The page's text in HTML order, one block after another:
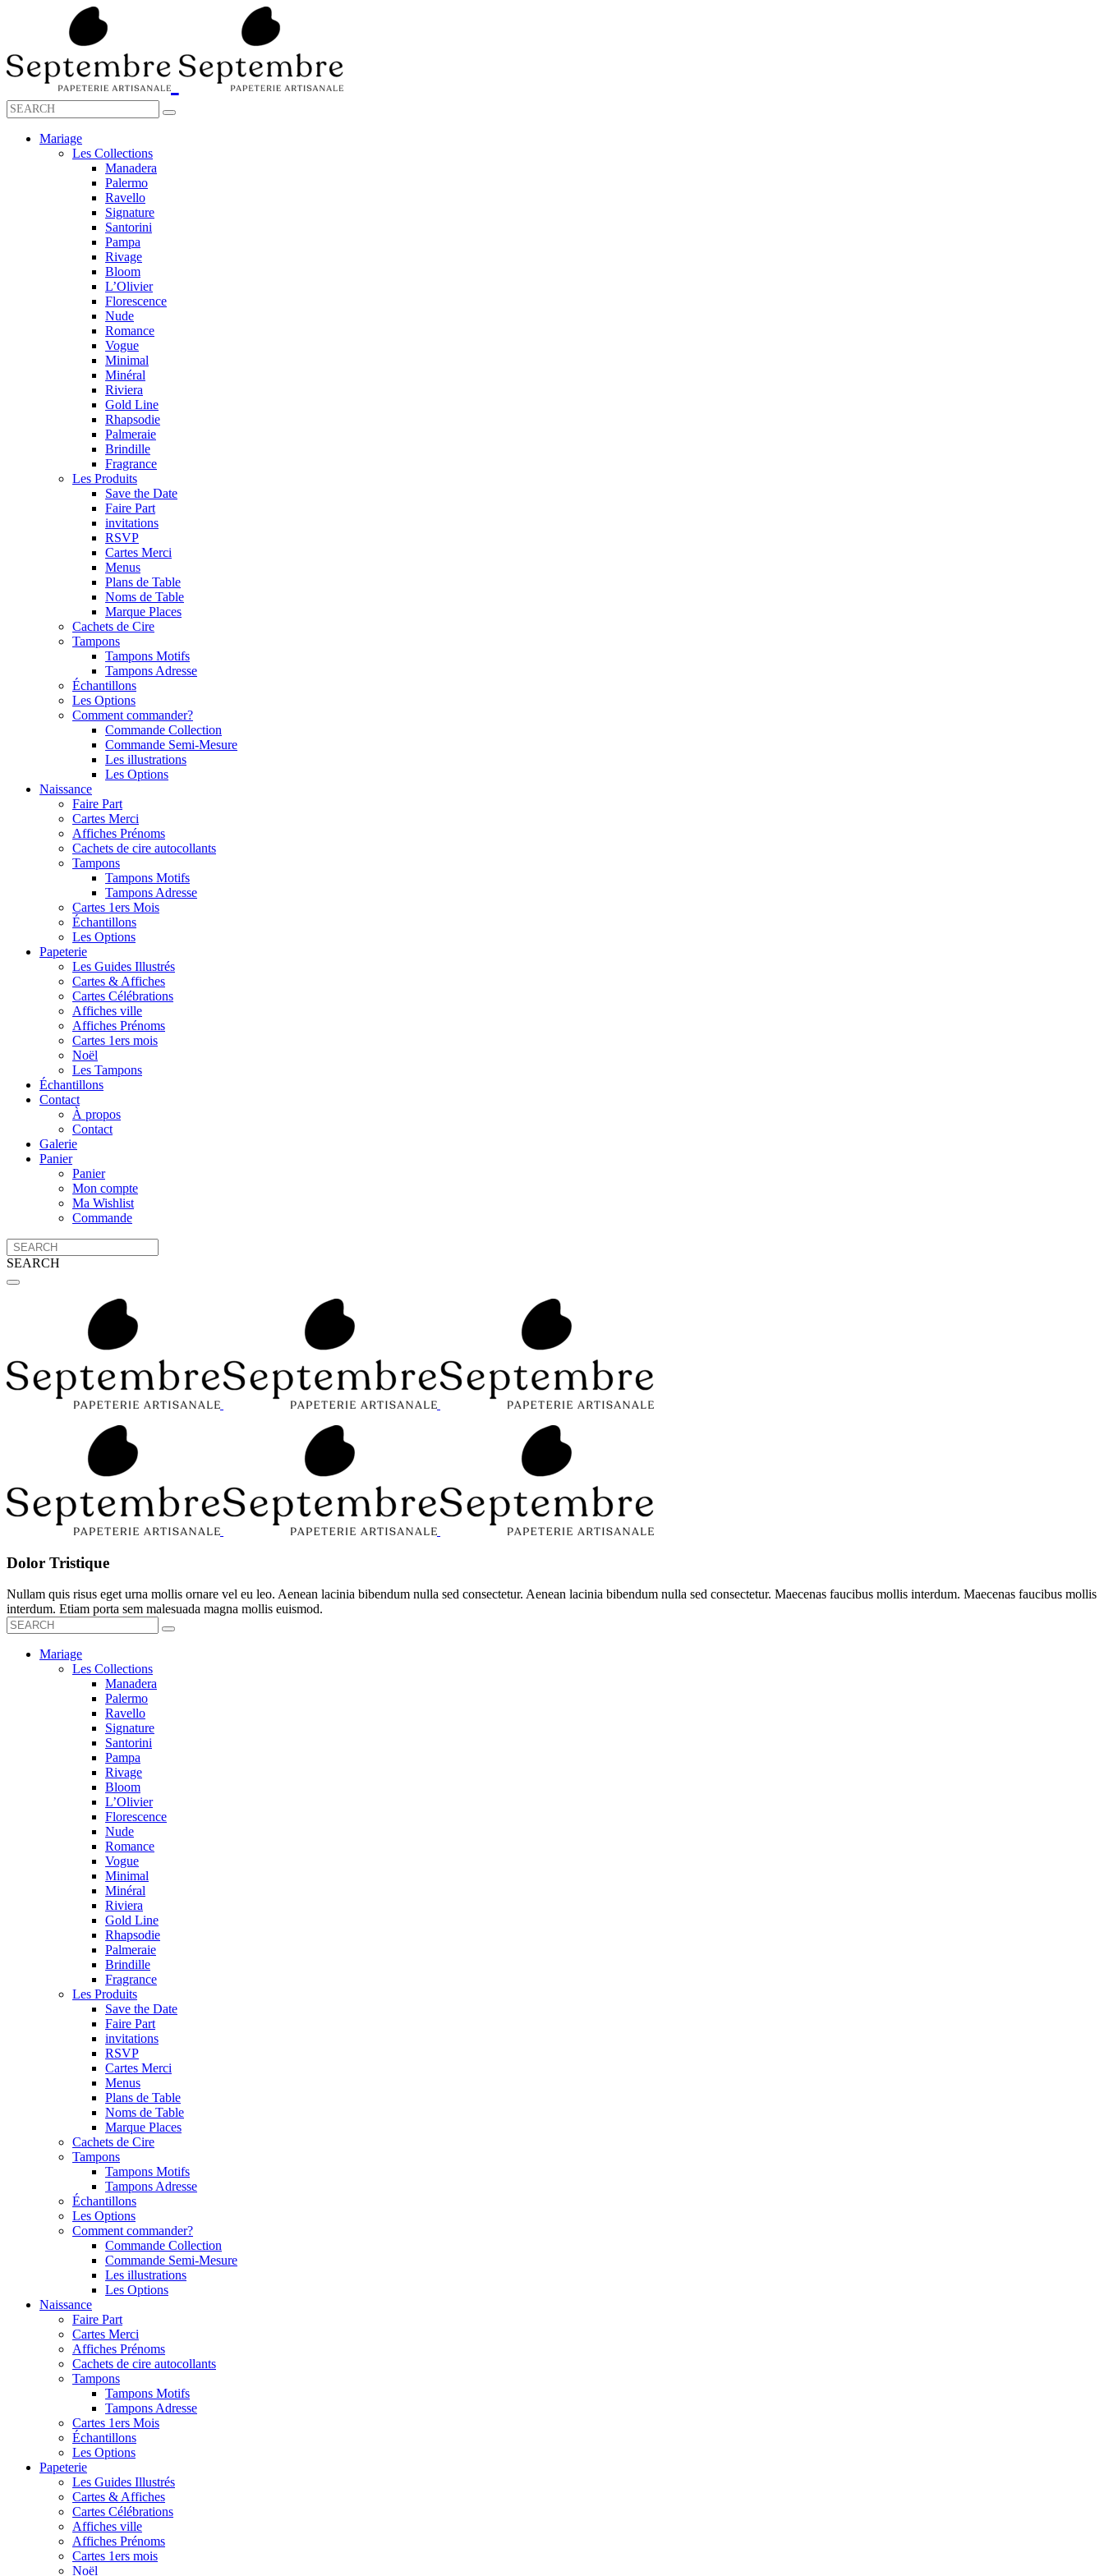
Mariage
Les Collections
Manadera
Palermo
Ravello
Signature
Santorini
Pampa
Rivage
Bloom
L’Olivier
Florescence
Nude
Romance
Vogue
Minimal
Minéral
Riviera
Gold Line
Rhapsodie
Palmeraie
Brindille
Fragrance
Les Produits
Save the Date
Faire Part
invitations
RSVP
Cartes Merci
Menus
Plans de Table
Noms de Table
Marque Places
Cachets de Cire
Tampons
Tampons Motifs
Tampons Adresse
Échantillons
Les Options
Comment commander?
Commande Collection
Commande Semi-Mesure
Les illustrations
Les Options
Naissance
Faire Part
Cartes Merci
Affiches Prénoms
Cachets de cire autocollants
Tampons
Tampons Motifs
Tampons Adresse
Cartes 1ers Mois
Échantillons
Les Options
Papeterie
Les Guides Illustrés
Cartes & Affiches
Cartes Célébrations
Affiches ville
Affiches Prénoms
Cartes 1ers mois
Noël
Les Tampons
Échantillons
Contact
À propos
Contact
Galerie
Panier
Panier
Mon compte
Ma Wishlist
Commande
SEARCH
Dolor Tristique
Nullam quis risus eget urna mollis ornare vel eu leo. Aenean lacinia bibendum nulla sed consectetur. Aenean lacinia bibendum nulla sed consectetur. Maecenas faucibus mollis interdum. Maecenas faucibus mollis
interdum. Etiam porta sem malesuada magna mollis euismod.
Mariage
Les Collections
Manadera
Palermo
Ravello
Signature
Santorini
Pampa
Rivage
Bloom
L’Olivier
Florescence
Nude
Romance
Vogue
Minimal
Minéral
Riviera
Gold Line
Rhapsodie
Palmeraie
Brindille
Fragrance
Les Produits
Save the Date
Faire Part
invitations
RSVP
Cartes Merci
Menus
Plans de Table
Noms de Table
Marque Places
Cachets de Cire
Tampons
Tampons Motifs
Tampons Adresse
Échantillons
Les Options
Comment commander?
Commande Collection
Commande Semi-Mesure
Les illustrations
Les Options
Naissance
Faire Part
Cartes Merci
Affiches Prénoms
Cachets de cire autocollants
Tampons
Tampons Motifs
Tampons Adresse
Cartes 1ers Mois
Échantillons
Les Options
Papeterie
Les Guides Illustrés
Cartes & Affiches
Cartes Célébrations
Affiches ville
Affiches Prénoms
Cartes 1ers mois
Noël